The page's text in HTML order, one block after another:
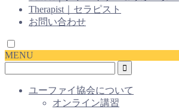
Therapist｜セラピスト
お問い合わせ
MENU
ユーファイ協会について
オンライン講習